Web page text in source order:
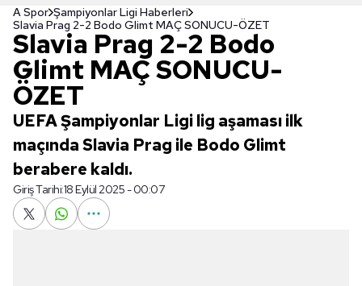
A Spor Şampiyonlar Ligi Haberleri
Slavia Prag 2-2 Bodo Glimt MAÇ SONUCU-ÖZET
Slavia Prag 2-2 Bodo
Glimt MAÇ SONUCU-
ÖZET
UEFA Şampiyonlar Ligi lig aşaması ilk
maçında Slavia Prag ile Bodo Glimt
berabere kaldı.
Giriş Tarihi:18 Eylül 2025 - 00:07